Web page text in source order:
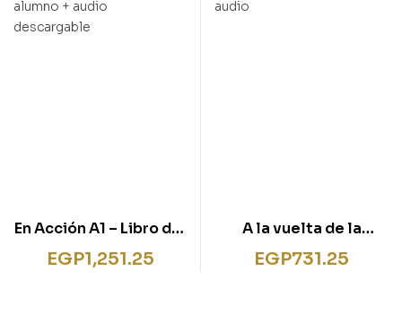
En Acción A1 – Libro del
alumno + audio
descargable
EGP1,251.25
A la vuelta de la
esquina + audio
EGP731.25